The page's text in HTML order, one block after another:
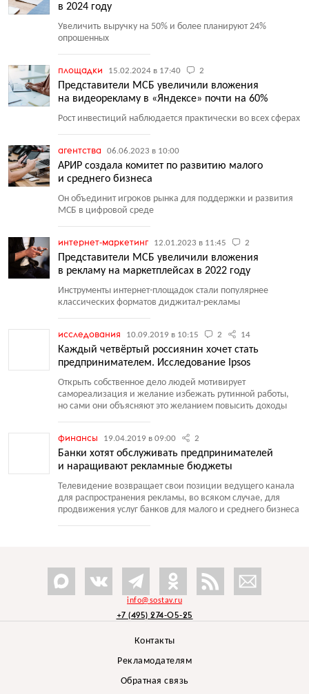
в 2024 году
Увеличить выручку на 50% и более планируют 24%
опрошенных
площадки 15.02.2024 в 17:40 2
Представители МСБ увеличили вложения
на видеорекламу в «Яндексе» почти на 60%
Рост инвестиций наблюдается практически во всех сферах
агентства 06.06.2023 в 10:00
АРИР создала комитет по развитию малого
и среднего бизнеса
Он объединит игроков рынка для поддержки и развития
МСБ в цифровой среде
интернет-маркетинг 12.01.2023 в 11:45 2
Представители МСБ увеличили вложения
в рекламу на маркетплейсах в 2022 году
Инструменты интернет-площадок стали популярнее
классических форматов диджитал-рекламы
исследования 10.09.2019 в 10:15 2 14
Каждый четвёртый россиянин хочет стать
предпринимателем. Исследование Ipsos
Открыть собственное дело людей мотивирует
самореализация и желание избежать рутинной работы,
но сами они объясняют это желанием повысить доходы
финансы 19.04.2019 в 09:00 2
Банки хотят обслуживать предпринимателей
и наращивают рекламные бюджеты
Телевидение возвращает свои позиции ведущего канала
для распространения рекламы, во всяком случае, для
продвижения услуг банков для малого и среднего бизнеса
info@sostav.ru
+7 (495) 274-05-25
Контакты
Рекламодателям
Обратная связь